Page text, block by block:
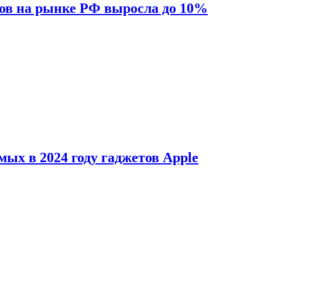
на рынке РФ выросла до 10%
в 2024 году гаджетов Apple